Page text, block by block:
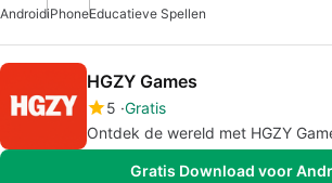
AndroidiPhoneEducatieve Spellen
HGZY Games
5 Gratis
Ontdek de wereld met HGZY
Gratis Download voor